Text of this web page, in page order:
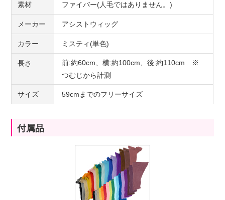
素材 ファイバー(人毛ではありません。)
メーカー アシストウィッグ
カラー ミスティ(単色)
長さ
前:約60cm、横:約100cm、後:約110cm ※
つむじから計測
サイズ 59cmまでのフリーサイズ
付属品